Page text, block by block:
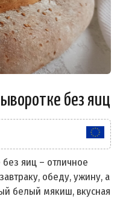
без яиц
яиц – отличное
обеду, ужину, а
белый мякиш, вкусная